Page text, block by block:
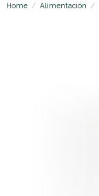
Home Alimentación